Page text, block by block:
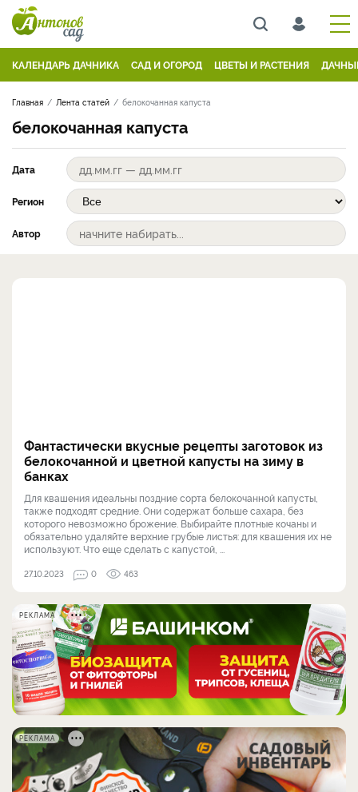
КАЛЕНДАРЬ ДАЧНИКА САД И ОГОРОД ЦВЕТЫ И РАСТЕНИЯ
Главная Лента статей белокочанная капуста
белокочанная капуста
Дата
Регион
Автор
Фантастически вкусные рецепты заготовок из
белокочанной и цветной капусты на зиму в
банках
Для квашения идеальны поздние сорта белокочанной капусты,
также подходят средние. Они содержат больше сахара, без
которого невозможно брожение. Выбирайте плотные кочаны и
обязательно удаляйте верхние грубые листья: для квашения их не
используют. Что еще сделать с капустой, ...
27.10.2023 0 463
РЕКЛАМА
РЕКЛАМА